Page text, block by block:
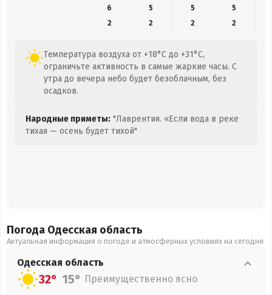
6
5 5
5
2
2 2 2
Температура воздуха от +18°C до +31°C,
ограничьте активность в самые жаркие часы. С
утра до вечера небо будет безоблачным, без
осадков.
Народные приметы: "Лаврентия. «Если вода в реке
тихая — осень будет тихой"
Погода Одесская область
Актуальная информация о погоде и атмосферных условиях на сегодня
Одесская область
32° 15° Преимущественно ясно